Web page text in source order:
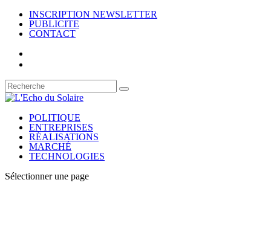
INSCRIPTION NEWSLETTER
PUBLICITE
CONTACT
POLITIQUE
ENTREPRISES
RÉALISATIONS
MARCHÉ
TECHNOLOGIES
Sélectionner une page